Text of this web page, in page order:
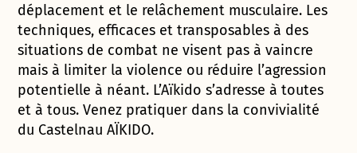
déplacement et le relâchement musculaire. Les
techniques, efficaces et transposables à des
situations de combat ne visent pas à vaincre
mais à limiter la violence ou réduire l’agression
potentielle à néant. L’Aïkido s’adresse à toutes
et à tous. Venez pratiquer dans la convivialité
du Castelnau AÏKIDO.